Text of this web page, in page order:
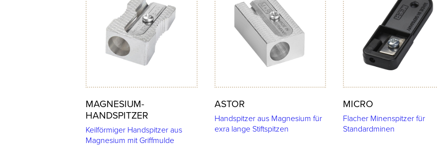
MAGNESIUM-
HANDSPITZER
Keilförmiger Handspitzer aus
Magnesium mit Griffmulde
ASTOR
Handspitzer aus Magnesium für
exra lange Stiftspitzen
MICRO
Flacher Minenspitzer für
Standardminen